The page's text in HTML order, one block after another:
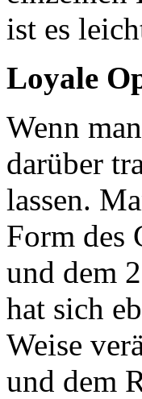
ist es
Loyale
Wenn
darüber
lassen.
Form des
und dem
hat sich
Weise
und dem